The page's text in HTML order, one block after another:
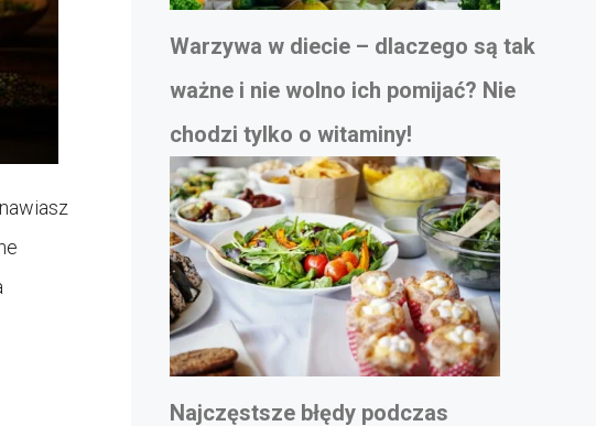
Warzywa w diecie – dlaczego są tak
ważne i nie wolno ich pomijać? Nie
chodzi tylko o witaminy!
Najczęstsze błędy podczas